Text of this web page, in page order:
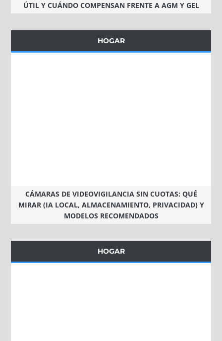
ÚTIL Y CUÁNDO COMPENSAN FRENTE A AGM Y GEL
HOGAR
CÁMARAS DE VIDEOVIGILANCIA SIN CUOTAS: QUÉ
MIRAR (IA LOCAL, ALMACENAMIENTO, PRIVACIDAD) Y
MODELOS RECOMENDADOS
HOGAR